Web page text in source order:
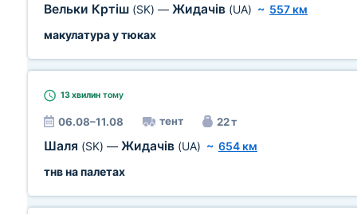
Вельки Кртіш (SK) — Жидачів (UA) ~ 557 км
макулатура у тюках
13 хвилин тому
06.08–11.08 тент 22 т
Шаля (SK) — Жидачів (UA) ~ 654 км
тнв на палетах